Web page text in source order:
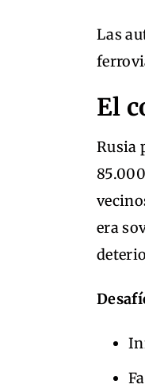
Las
El
Rusia
era